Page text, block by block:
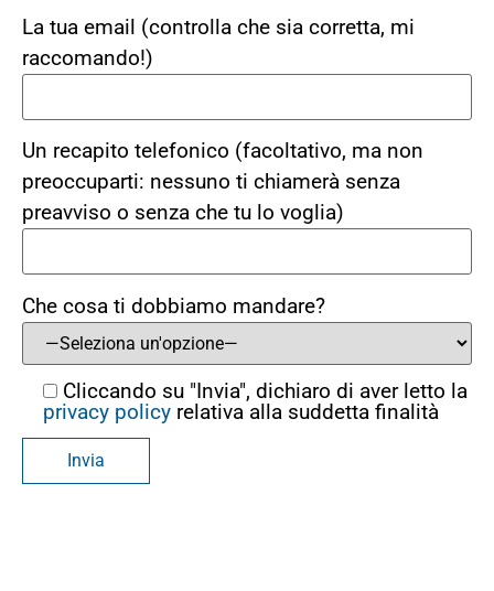
La tua email (controlla che sia corretta, mi
raccomando!)
Un recapito telefonico (facoltativo, ma non
preoccuparti: nessuno ti chiamerà senza
preavviso o senza che tu lo voglia)
Che cosa ti dobbiamo mandare?
Cliccando su "Invia", dichiaro di aver letto la
privacy policy relativa alla suddetta finalità